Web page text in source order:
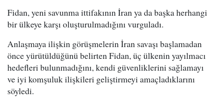
Fidan, yeni savunma ittifakının İran ya da başka herhangi
bir ülkeye karşı oluşturulmadığını vurguladı.
Anlaşmaya ilişkin görüşmelerin İran savaşı başlamadan
önce yürütüldüğünü belirten Fidan, üç ülkenin yayılmacı
hedefleri bulunmadığını, kendi güvenliklerini sağlamayı
ve iyi komşuluk ilişkileri geliştirmeyi amaçladıklarını
söyledi.